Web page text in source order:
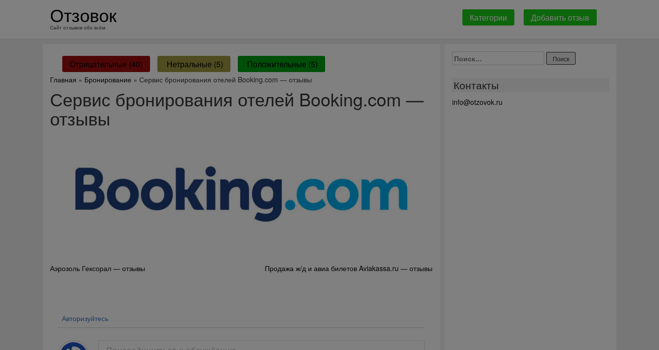
Отзовок
Сайт отзывов обо всём
Категории Добавить отзыв
Отрицательные (40) Нетральные (5) Положительные (5)
Главная » Бронирование » Сервис бронирования отелей Booking.com — отзывы
Сервис бронирования отелей Booking.com —
отзывы
Навигация
Аэрозоль Гексорал — отзывы Продажа ж/д и авиа билетов Aviakassa.ru — отзывы
Авторизуйтесь
Найти:
Контакты
info@otzovok.ru